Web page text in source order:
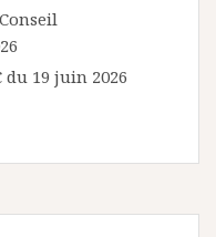
du 19 juin 2026